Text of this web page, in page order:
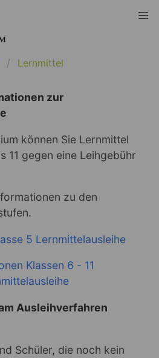
Lernmittel
zur
können Sie Lernmittel
11 gegen eine Leihgebühr
zu den
5 Lernmittelausleihe
Klassen 6 - 11
Ausleihverfahren
Schüler, die noch kein